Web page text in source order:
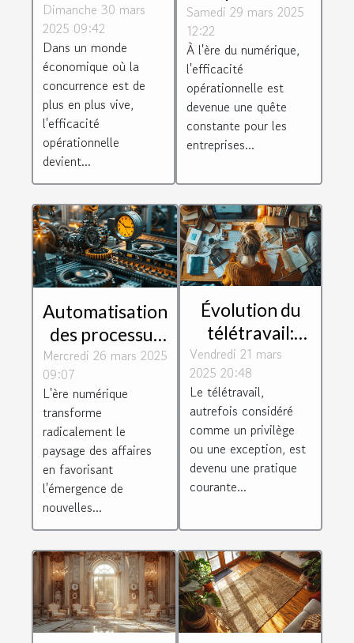
d'affaires pour
maximiser
l'efficacité
opérationnelle
Dimanche 30 mars
2025 09:42
Dans un monde
économique où la
concurrence est de
plus en plus vive,
l'efficacité
opérationnelle
devient...
d'affaires
augmenter
l'efficacité
opérationnelle
dans votre
entreprise
Samedi 29 mars 2025
12:22
À l'ère du numérique,
l'efficacité
opérationnelle est
devenue une quête
constante pour les
entreprises...
Automatisation
des processus
d'affaires gains
d'efficacité et
réduction de
coûts
Mercredi 26 mars 2025
09:07
L'ère numérique
transforme
radicalement le
paysage des affaires
en favorisant
l'émergence de
nouvelles...
Évolution du
télétravail:
impact sur la
culture
d'entreprise et
la productivité
Vendredi 21 mars
2025 20:48
Le télétravail,
autrefois considéré
comme un privilège
ou une exception, est
devenu une pratique
courante...